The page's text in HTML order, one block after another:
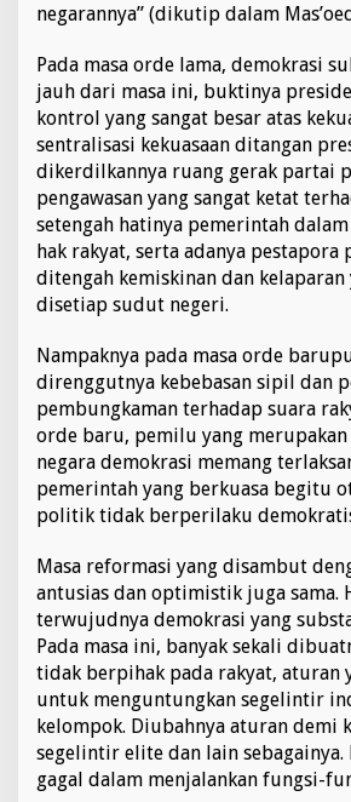
negarannya” (dikutip dalam
Pada masa orde lama, demokrasi
jauh dari masa ini, buktinya
kontrol yang sangat besar atas
sentralisasi kekuasaan ditangan
dikerdilkannya ruang gerak partai
pengawasan yang sangat ketat
setengah hatinya pemerintah
hak rakyat, serta adanya
ditengah kemiskinan dan
disetiap sudut negeri.
Nampaknya pada masa orde
direnggutnya kebebasan sipil dan
pembungkaman terhadap suara
orde baru, pemilu yang merupakan
negara demokrasi memang
pemerintah yang berkuasa begitu
politik tidak berperilaku
Masa reformasi yang disambut
antusias dan optimistik juga sama.
terwujudnya demokrasi yang
Pada masa ini, banyak sekali
tidak berpihak pada rakyat, aturan
untuk menguntungkan segelintir
kelompok. Diubahnya aturan demi
segelintir elite dan lain
gagal dalam menjalankan fungsi-